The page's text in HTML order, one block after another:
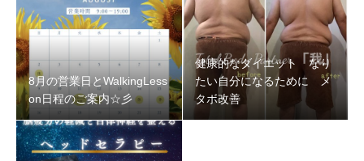
8月の営業日とWalkingLess
on日程のご案内☆彡
健康的なダイエット なり
たい自分になるために メ
タボ改善